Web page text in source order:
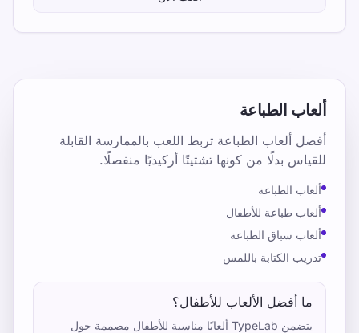
ألعاب الطباعة
أفضل ألعاب الطباعة تربط اللعب بالممارسة القابلة
للقياس بدلًا من كونها تشتيتًا أركيديًا منفصلًا.
ألعاب الطباعة
ألعاب طباعة للأطفال
ألعاب سباق الطباعة
تدريب الكتابة باللمس
ما أفضل الألعاب للأطفال؟
يتضمن TypeLab ألعابًا مناسبة للأطفال مصممة حول